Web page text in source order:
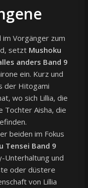
im Vorgänger zum
setzt Mushoku
anders Band 9
ein. Kurz und
der Hitogami
wo sich Lillia, die
Tochter Aisha, die
beiden im Fokus
Tensei Band 9
Unterhaltung und
oder düstere
von Lillia